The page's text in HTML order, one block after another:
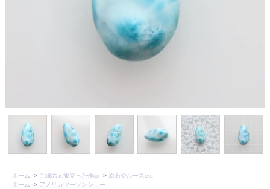
ホーム > ご縁の元旅立った作品 > 原石やルースetc
ホーム
> アメリカツーソンショー